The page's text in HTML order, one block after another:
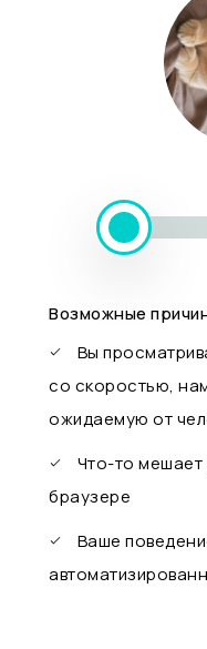
Возможные
Вы
со скоростью,
ожидаемую от
Что-то
браузере
Ваше